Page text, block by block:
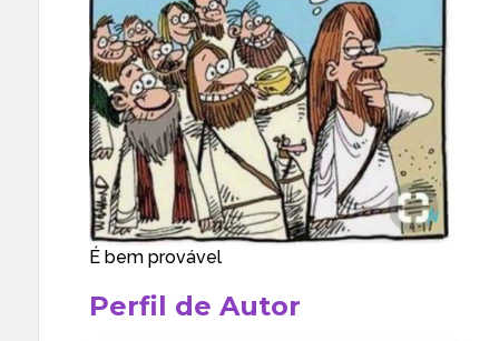
É bem provável
Perfil de Autor